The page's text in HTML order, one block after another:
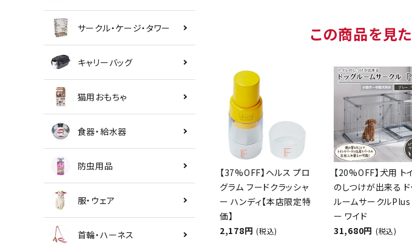
サークル・ケージ・タワー
キャリーバッグ
猫用おもちゃ
食器・給水器
防虫用品
服・ウェア
首輪・ハーネス
この商品を見
【37%OFF】ヘルス プロ
グラム フードクラッシャ
ー ハンディ【本店限定特
価】
2,178円 (税込)
【20%OFF】犬用 ト
のしつけが出来る
ルームサークルPlus
ー ワイド
31,680円 (税込)